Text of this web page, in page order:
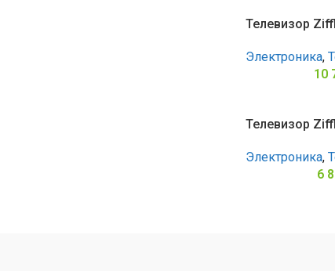
Телевизор
Электроника,
10
Телевизор
Электроника,
6